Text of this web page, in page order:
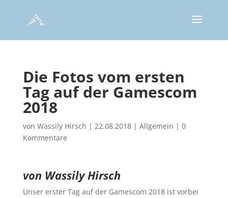
Die Fotos vom ersten
Tag auf der Gamescom
2018
von Wassily Hirsch | 22.08.2018| Allgemein | 0
Kommentare
von Wassily Hirsch
Unser erster Tag auf der Gamescom 2018 ist vorbei